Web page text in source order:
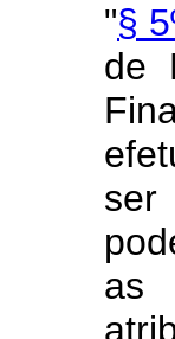
"§
de
ser
as